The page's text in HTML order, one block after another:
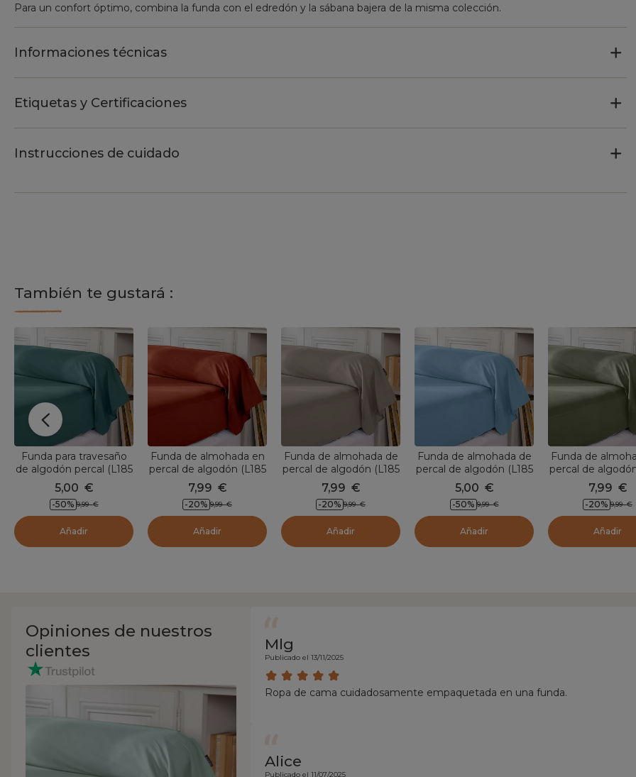
Para un confort óptimo, combina la funda con el edredón y la sábana bajera de la misma colección.
Informaciones técnicas
Etiquetas y Certificaciones
Instrucciones de cuidado
También te gustará :
Funda para travesaño
de algodón percal (L185
cm) Cali Azul trullo
5,00 €
-50% 9,99 €
Añadir
Funda de almohada en
percal de algodón (L185
cm) Cali Terracota
7,99 €
-20% 9,99 €
Añadir
Funda de almohada de
percal de algodón (L185
cm) Cali Taupe
7,99 €
-20% 9,99 €
Añadir
Funda de almohada de
percal de algodón (L185
cm) Cali Cielo azul
5,00 €
-50% 9,99 €
Añadir
Funda de
percal de
cm) Cali Verde
7,99 €
-20% 9,99 €
Añadir
Opiniones de nuestros
clientes
Mlg
Publicado el 13/11/2025
Ropa de cama cuidadosamente empaquetada en una funda.
Alice
Publicado el 11/07/2025